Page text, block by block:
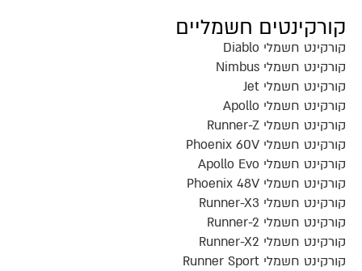
קורקינטים חשמליים
קורקינט חשמלי Diablo
קורקינט חשמלי Nimbus
קורקינט חשמלי Jet
קורקינט חשמלי Apollo
קורקינט חשמלי Runner-Z
קורקינט חשמלי Phoenix 60V
קורקינט חשמלי Apollo Evo
קורקינט חשמלי Phoenix 48V
קורקינט חשמלי Runner-X3
קורקינט חשמלי Runner-2
קורקינט חשמלי Runner-X2
קורקינט חשמלי Runner Sport